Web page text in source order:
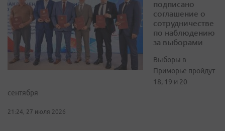
подписано
соглашение о
сотрудничестве
по наблюдению
за выборами
Выборы в
Приморье пройдут
18, 19 и 20
сентября
21:24, 27 июля 2026